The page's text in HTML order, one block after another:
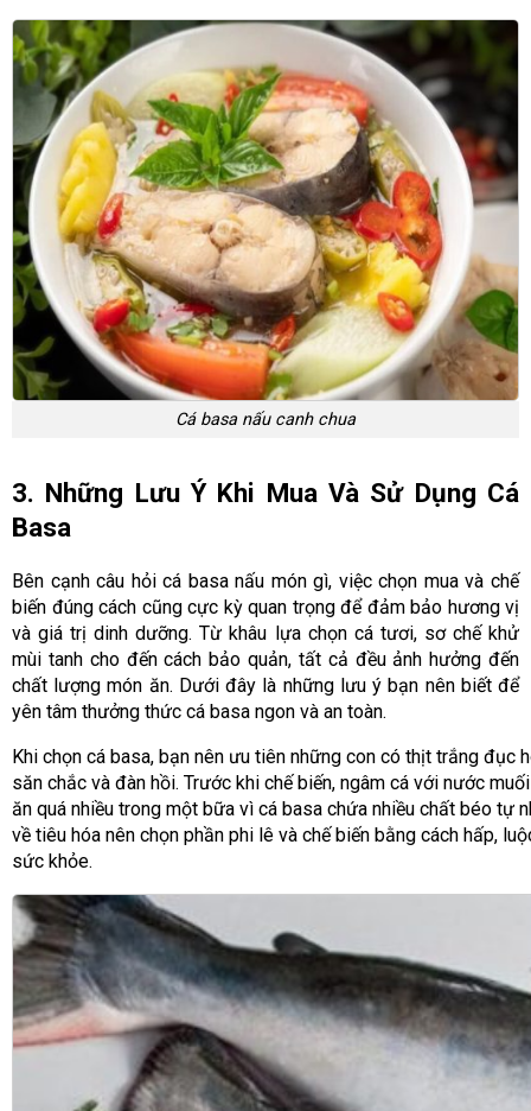
Cá basa nấu canh chua
3. Những Lưu Ý Khi Mua Và Sử Dụng Cá
Basa
Bên cạnh câu hỏi cá basa nấu món gì, việc chọn mua và chế
biến đúng cách cũng cực kỳ quan trọng để đảm bảo hương vị
và giá trị dinh dưỡng. Từ khâu lựa chọn cá tươi, sơ chế khử
mùi tanh cho đến cách bảo quản, tất cả đều ảnh hưởng đến
chất lượng món ăn. Dưới đây là những lưu ý bạn nên biết để
yên tâm thưởng thức cá basa ngon và an toàn.
Khi chọn cá basa, bạn nên ưu tiên những con có thịt trắng đục
săn chắc và đàn hồi. Trước khi chế biến, ngâm cá với nước
ăn quá nhiều trong một bữa vì cá basa chứa nhiều chất béo tự
về tiêu hóa nên chọn phần phi lê và chế biến bằng cách hấp,
sức khỏe.